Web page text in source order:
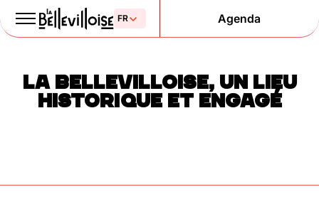
Le Paris
de la liberté
Agenda
LA BELLEVILLOISE, UN LIEU
HISTORIQUE ET ENGAGÉ